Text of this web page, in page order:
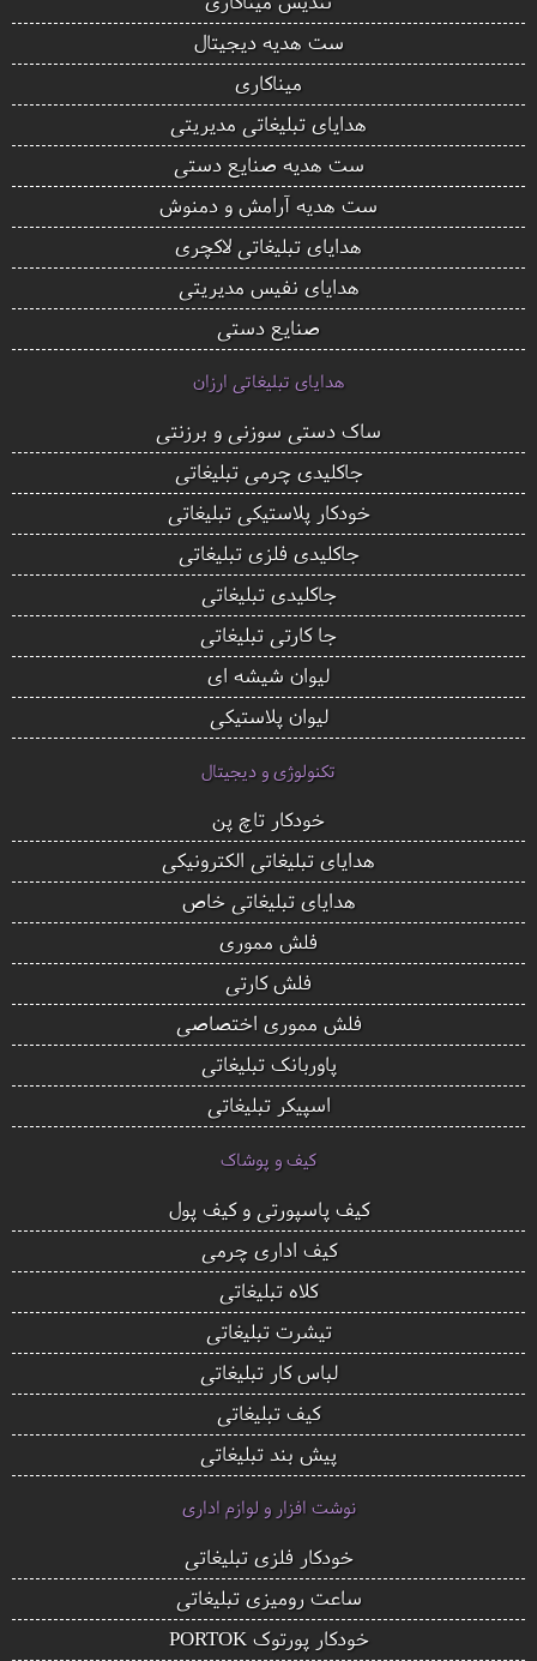
ست هدیه دیجیتال
میناکاری
هدایای تبلیغاتی مدیریتی
ست هدیه صنایع دستی
ست هدیه آرامش و دمنوش
هدایای تبلیغاتی لاکچری
هدایای نفیس مدیریتی
صنایع دستی
هدایای تبلیغاتی ارزان
ساک دستی سوزنی و برزنتی
جاکلیدی چرمی تبلیغاتی
خودکار پلاستیکی تبلیغاتی
جاکلیدی فلزی تبلیغاتی
جاکلیدی تبلیغاتی
جا کارتی تبلیغاتی
لیوان شیشه ای
لیوان پلاستیکی
تکنولوژی و دیجیتال
خودکار تاچ پن
هدایای تبلیغاتی الکترونیکی
هدایای تبلیغاتی خاص
فلش مموری
فلش کارتی
فلش مموری اختصاصی
پاوربانک تبلیغاتی
اسپیکر تبلیغاتی
کیف و پوشاک
کیف پاسپورتی و کیف پول
کیف اداری چرمی
کلاه تبلیغاتی
تیشرت تبلیغاتی
لباس کار تبلیغاتی
کیف تبلیغاتی
پیش بند تبلیغاتی
نوشت افزار و لوازم اداری
خودکار فلزی تبلیغاتی
ساعت رومیزی تبلیغاتی
خودکار پورتوک PORTOK